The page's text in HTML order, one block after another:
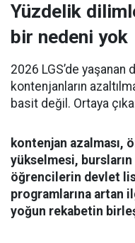
Yüzdelik
bir nedeni yok
2026 LGS’de yaşanan
kontenjanların
basit değil. Ortaya
kontenjan azalması,
yükselmesi, bursların
öğrencilerin devlet
programlarına artan
yoğun rekabetin